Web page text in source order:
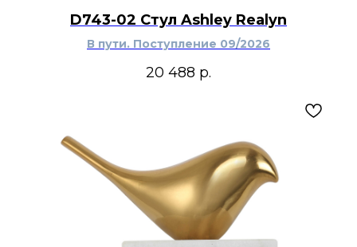
D743-02 Стул Ashley Realyn
В пути. Поступление 09/2026
20 488 р.